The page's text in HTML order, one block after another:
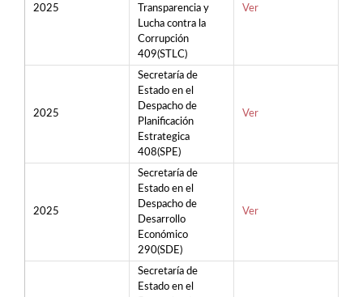
2025
Transparencia y
Lucha contra la
Corrupción
409(STLC)
Ver
2025
Secretaría de
Estado en el
Despacho de
Planificación
Estrategica
408(SPE)
Ver
2025
Secretaría de
Estado en el
Despacho de
Desarrollo
Económico
290(SDE)
Ver
Secretaría de
Estado en el